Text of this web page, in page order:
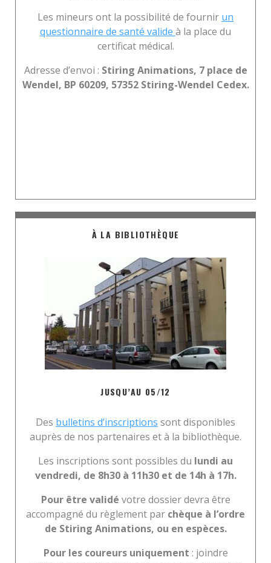
Les mineurs ont la possibilité de fournir un
questionnaire de santé valide à la place du
certificat médical.
Adresse d’envoi : Stiring Animations, 7 place de
Wendel, BP 60209, 57352 Stiring-Wendel Cedex.
À LA BIBLIOTHÈQUE
JUSQU’AU 05/12
Des bulletins d’inscriptions sont disponibles
auprès de nos partenaires et à la bibliothèque.
Les inscriptions sont possibles du lundi au
vendredi, de 8h30 à 11h30 et de 14h à 17h.
Pour être validé votre dossier devra être
accompagné du règlement par chèque à l’ordre
de Stiring Animations, ou en espèces.
Pour les coureurs uniquement : joindre